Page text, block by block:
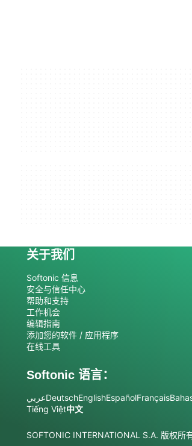
关于我们
Softonic 信息
安全与信任中心
帮助和支持
工作机会
编辑指南
添加您的软件 / 应用程序
在线工具
Softonic 语言：
عربيDeutschEnglishEspañolFrançais
Tiếng Việt中文
SOFTONIC INTERNATIONAL S.A. 版权所